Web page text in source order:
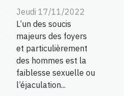
Jeudi 17/11/2022
L’un des soucis
majeurs des foyers
et particulièrement
des hommes est la
faiblesse sexuelle ou
l’éjaculation...